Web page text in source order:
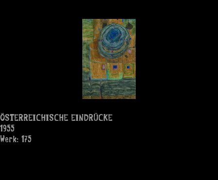
ÖSTERREICHISCHE EINDRÜCKE
1955
Werk: 175